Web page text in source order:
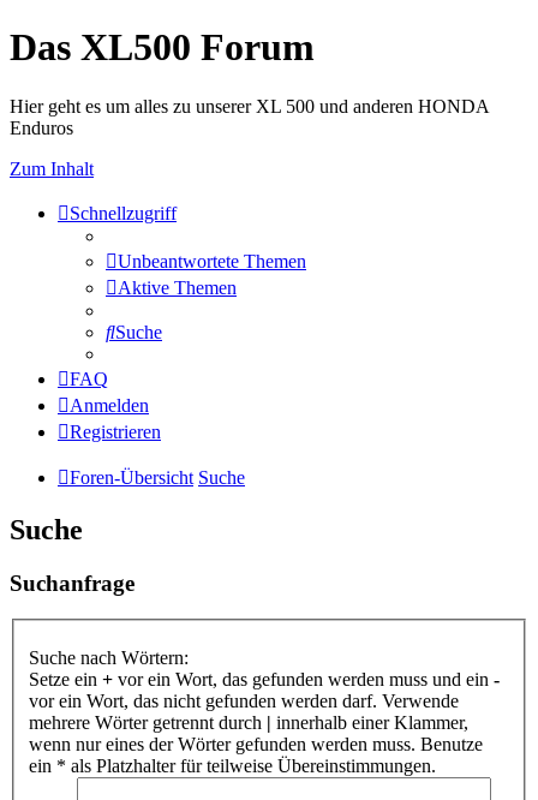
Das XL500 Forum
Hier geht es um alles zu unserer XL 500 und anderen HONDA
Enduros
Zum Inhalt
Schnellzugriff
Unbeantwortete Themen
Aktive Themen
Suche
FAQ
Anmelden
Registrieren
Foren-Übersicht Suche
Suche
Suchanfrage
Suche nach Wörtern:
Setze ein + vor ein Wort, das gefunden werden muss und ein -
vor ein Wort, das nicht gefunden werden darf. Verwende
mehrere Wörter getrennt durch | innerhalb einer Klammer,
wenn nur eines der Wörter gefunden werden muss. Benutze
ein * als Platzhalter für teilweise Übereinstimmungen.